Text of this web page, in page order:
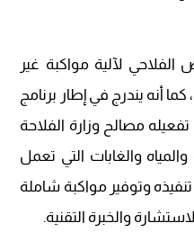
لآلية مواكبة غير
كما أنه يندرج في إطار برنامج
مصالح وزارة الفلاحة
والمياه والغابات التي تعمل
وتوفير مواكبة شاملة
والخبرة التقنية.